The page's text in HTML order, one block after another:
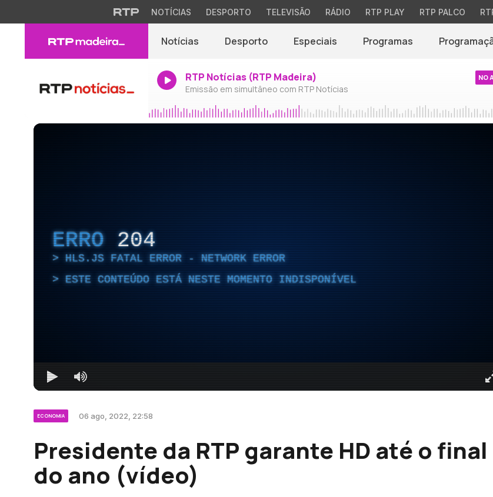
NOTÍCIAS DESPORTO TELEVISÃO RÁDIO RTP PLAY RTP PALCO
Notícias Desporto Especiais Programas
RTP Notícias (RTP Madeira)
Emissão em simultâneo com RTP Notícias
NO
ERRO 204
HLS.JS FATAL ERROR - NETWORK ERROR
ESTE CONTEÚDO ESTÁ NESTE MOMENTO INDISPONÍVEL
ECONOMIA 06 ago, 2022, 22:58
Presidente da RTP garante HD até o final
do ano (vídeo)